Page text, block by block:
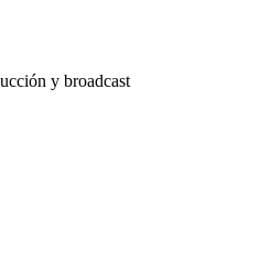
y broadcast